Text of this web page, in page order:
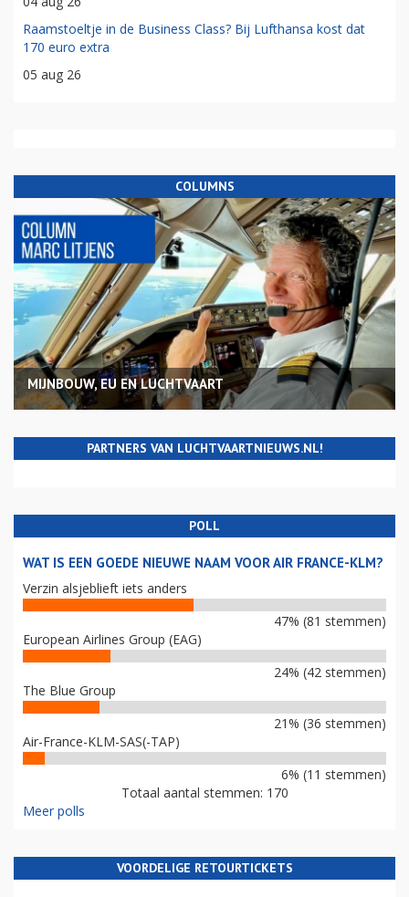
Raamstoeltje in de Business Class? Bij Lufthansa kost dat
170 euro extra
05 aug 26
COLUMNS
MIJNBOUW, EU EN LUCHTVAART
PARTNERS VAN LUCHTVAARTNIEUWS.NL!
POLL
WAT IS EEN GOEDE NIEUWE NAAM VOOR AIR FRANCE-KLM?
Verzin alsjeblieft iets anders
47% (81 stemmen)
European Airlines Group (EAG)
24% (42 stemmen)
The Blue Group
21% (36 stemmen)
Air-France-KLM-SAS(-TAP)
6% (11 stemmen)
Totaal aantal stemmen: 170
Meer polls
VOORDELIGE RETOURTICKETS